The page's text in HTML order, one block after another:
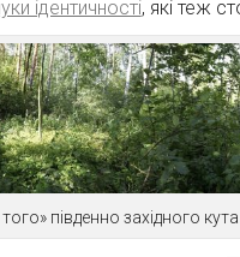
ідентичності, які теж
південно західного